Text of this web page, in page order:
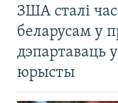
ЗША сталі
беларусам у
дэпартаваць
юрысты